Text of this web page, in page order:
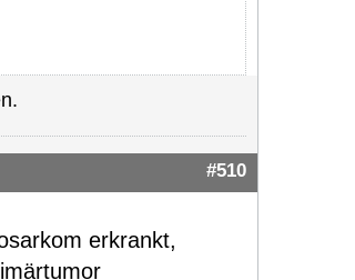
#510
erkrankt,